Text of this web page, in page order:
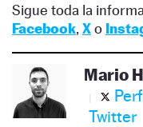
Sigue toda la
Facebook, Xo
Mario
Twitter